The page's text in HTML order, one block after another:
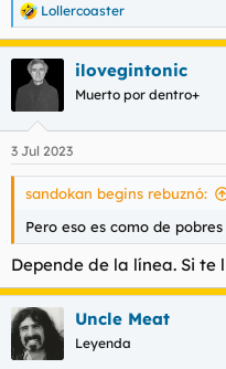
R
e
a
c
e
s
Lollercoaster
ilovegintonic
Muerto por dentro+
3 Jul 2023
sandokan begins rebuznó:
Pero eso es como de pobres
Depende de la línea. Si te
Uncle Meat
Leyenda